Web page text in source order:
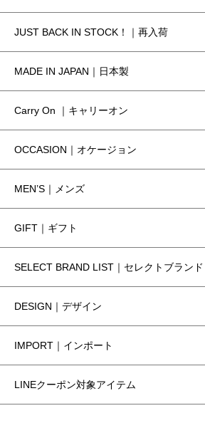
JUST BACK IN STOCK！｜再入荷
MADE IN JAPAN｜日本製
Carry On ｜キャリーオン
OCCASION｜オケージョン
MEN’S｜メンズ
GIFT｜ギフト
SELECT BRAND LIST｜セレクトブランド
DESIGN｜デザイン
IMPORT｜インポート
LINEクーポン対象アイテム